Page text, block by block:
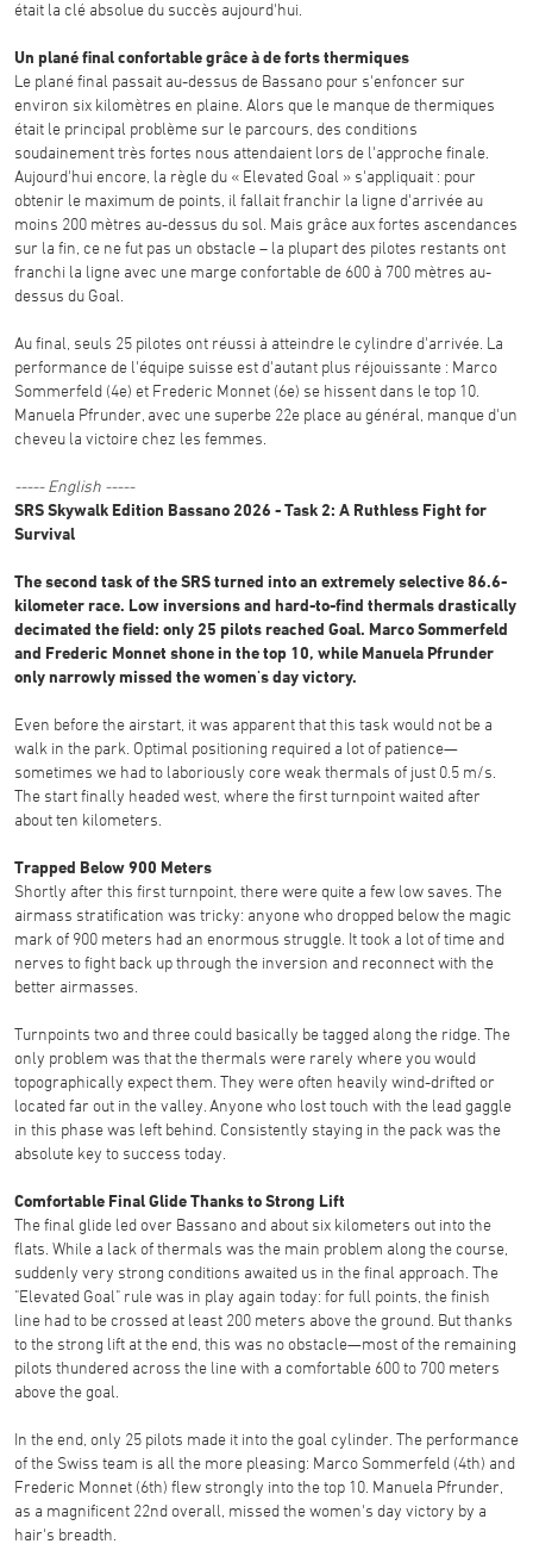
était la clé absolue du succès aujourd'hui.
Un plané final confortable grâce à de forts thermiques
Le plané final passait au-dessus de Bassano pour s'enfoncer sur
environ six kilomètres en plaine. Alors que le manque de thermiques
était le principal problème sur le parcours, des conditions
soudainement très fortes nous attendaient lors de l'approche finale.
Aujourd'hui encore, la règle du « Elevated Goal » s'appliquait : pour
obtenir le maximum de points, il fallait franchir la ligne d'arrivée au
moins 200 mètres au-dessus du sol. Mais grâce aux fortes ascendances
sur la fin, ce ne fut pas un obstacle – la plupart des pilotes restants ont
franchi la ligne avec une marge confortable de 600 à 700 mètres au-
dessus du Goal.
Au final, seuls 25 pilotes ont réussi à atteindre le cylindre d'arrivée. La
performance de l'équipe suisse est d'autant plus réjouissante : Marco
Sommerfeld (4e) et Frederic Monnet (6e) se hissent dans le top 10.
Manuela Pfrunder, avec une superbe 22e place au général, manque d'un
cheveu la victoire chez les femmes.
----- English -----
SRS Skywalk Edition Bassano 2026 - Task 2: A Ruthless Fight for
Survival
The second task of the SRS turned into an extremely selective 86.6-
kilometer race. Low inversions and hard-to-find thermals drastically
decimated the field: only 25 pilots reached Goal. Marco Sommerfeld
and Frederic Monnet shone in the top 10, while Manuela Pfrunder
only narrowly missed the women's day victory.
Even before the airstart, it was apparent that this task would not be a
walk in the park. Optimal positioning required a lot of patience—
sometimes we had to laboriously core weak thermals of just 0.5 m/s.
The start finally headed west, where the first turnpoint waited after
about ten kilometers.
Trapped Below 900 Meters
Shortly after this first turnpoint, there were quite a few low saves. The
airmass stratification was tricky: anyone who dropped below the magic
mark of 900 meters had an enormous struggle. It took a lot of time and
nerves to fight back up through the inversion and reconnect with the
better airmasses.
Turnpoints two and three could basically be tagged along the ridge. The
only problem was that the thermals were rarely where you would
topographically expect them. They were often heavily wind-drifted or
located far out in the valley. Anyone who lost touch with the lead gaggle
in this phase was left behind. Consistently staying in the pack was the
absolute key to success today.
Comfortable Final Glide Thanks to Strong Lift
The final glide led over Bassano and about six kilometers out into the
flats. While a lack of thermals was the main problem along the course,
suddenly very strong conditions awaited us in the final approach. The
"Elevated Goal" rule was in play again today: for full points, the finish
line had to be crossed at least 200 meters above the ground. But thanks
to the strong lift at the end, this was no obstacle—most of the remaining
pilots thundered across the line with a comfortable 600 to 700 meters
above the goal.
In the end, only 25 pilots made it into the goal cylinder. The performance
of the Swiss team is all the more pleasing: Marco Sommerfeld (4th) and
Frederic Monnet (6th) flew strongly into the top 10. Manuela Pfrunder,
as a magnificent 22nd overall, missed the women's day victory by a
hair's breadth.